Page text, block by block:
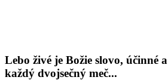
Lebo živé je Božie slovo, účinné
každý dvojsečný meč...